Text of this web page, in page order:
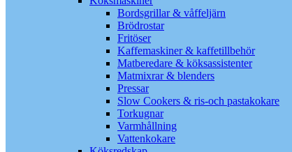
Bordsgrillar & våffeljärn
Brödrostar
Fritöser
Kaffemaskiner & kaffetillbehör
Matberedare & köksassistenter
Matmixrar & blenders
Pressar
Slow Cookers & ris-och pastakokare
Torkugnar
Varmhållning
Vattenkokare